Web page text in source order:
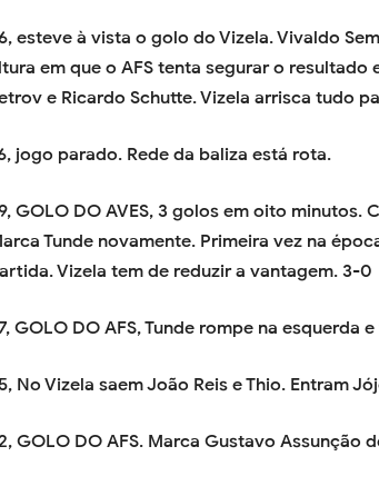
esteve à vista o golo do Vizela. Vivaldo
em que o AFS tenta segurar o
e Ricardo Schutte. Vizela arrisca tudo
jogo parado. Rede da baliza está rota.
GOLO DO AVES, 3 golos em oito minutos.
Tunde novamente. Primeira vez na
Vizela tem de reduzir a vantagem. 3-0
GOLO DO AFS, Tunde rompe na esquerda
No Vizela saem João Reis e Thio. Entram
GOLO DO AFS. Marca Gustavo Assunção